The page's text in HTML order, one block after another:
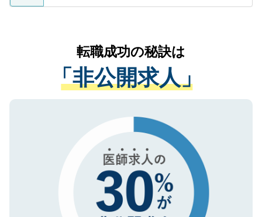
ているすべての個人データはご本人の許可
は、個人情報の取り扱いについての厳密な
管理基準を満たした事業者のみに付与され
る、プライバシーマークを取得済みです。
で、機密保持に関してもご安心ください。
かがいして、現在の医療機関の状況や紹介
経験をまじえながら、適切なアドバイスを
させていただきます。すぐにご転職をされ
ない方には、長期的なサポートが可能です
ので、まずはご登録ください。
転職成功の秘訣は
「非公開求人」